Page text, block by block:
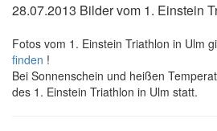
28.07.2013 Bilder vom 1. Einstein
Fotos vom 1. Einstein Triathlon in Ulm
finden !
Bei Sonnenschein und heißen
des 1. Einstein Triathlon in Ulm statt.